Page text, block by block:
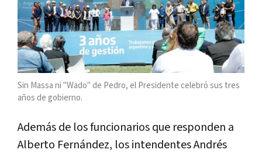
Sin Massa ni "Wado" de Pedro, el Presidente celebró sus tres
años de gobierno.
Además de los funcionarios que responden a
Alberto Fernández, los intendentes Andrés